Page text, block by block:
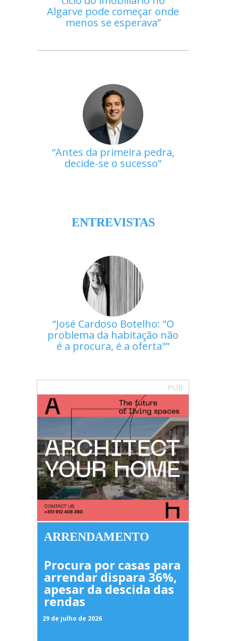
Algarve pode começar onde
menos se esperava
Antes da primeira pedra,
decide-se o sucesso
ENTREVISTAS
José Cardoso Botelho: "O
problema da habitação não
é a procura, é a oferta"
PUB
ARRENDAMENTO
Procura por casas para
arrendar dispara 36%,
apesar da descida das
rendas
29 de julho de 2026